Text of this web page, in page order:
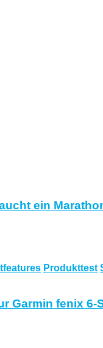
ein
Produkttest
Garmin fenix